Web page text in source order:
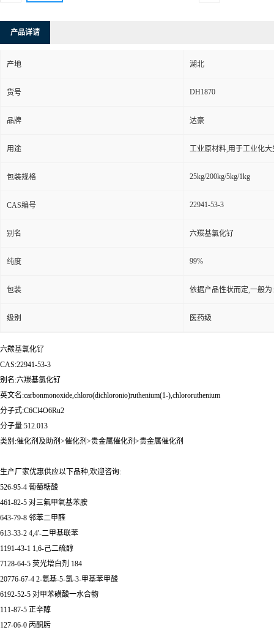
产品详请
产地 湖北
货号 DH1870
品牌 达豪
用途 工业原材料,用于工业化大
包装规格 25kg/200kg/5kg/1kg
CAS编号 22941-53-3
别名 六羰基氯化钌
纯度 99%
包装 依据产品性状而定,一般
级别 医药级
六羰基氯化钌
CAS:22941-53-3
别名:六羰基氯化钌
英文名:carbonmonoxide,chloro(dichloronio)ruthenium(1-),chlororuthenium
分子式:C6Cl4O6Ru2
分子量:512.013
类别:催化剂及助剂>催化剂>贵金属催化剂>贵金属催化剂
生产厂家优惠供应以下品种,欢迎咨询:
526-95-4 葡萄糖酸
461-82-5 对三氟甲氧基苯胺
643-79-8 邻苯二甲醛
613-33-2 4,4'-二甲基联苯
1191-43-1 1,6-己二硫醇
7128-64-5 荧光增白剂 184
20776-67-4 2-氨基-5-氯-3-甲基苯甲酸
6192-52-5 对甲苯磺酸一水合物
111-87-5 正辛醇
127-06-0 丙酮肟